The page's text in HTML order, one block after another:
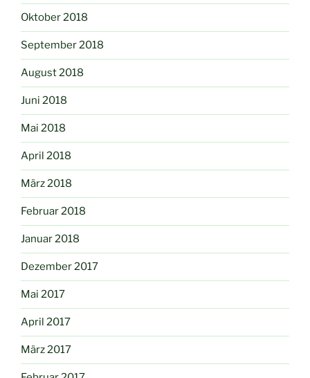
Oktober 2018
September 2018
August 2018
Juni 2018
Mai 2018
April 2018
März 2018
Februar 2018
Januar 2018
Dezember 2017
Mai 2017
April 2017
März 2017